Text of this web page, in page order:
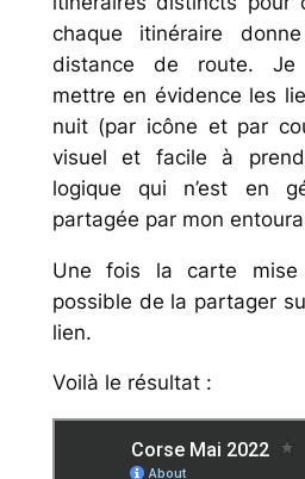
chaque itinéraire
distance de route. Je
mettre en évidence les
nuit (par icône et par
visuel et facile à
logique qui n’est en
partagée par mon
Une fois la carte
possible de la partager
lien.
Voilà le résultat :